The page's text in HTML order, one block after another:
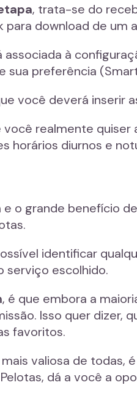
, trata-se do
para download de
associada à
sua preferência
você deverá inserir
você realmente
horários diurnos e
e o grande benefício
identificar
serviço escolhido.
, é que embora a
Isso quer dizer,
favoritos.
mais valiosa de todas,
dá a você a